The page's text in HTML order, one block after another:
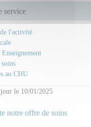
service
l'activité
au CHU
jour le 10/01/2025
notre offre de soins